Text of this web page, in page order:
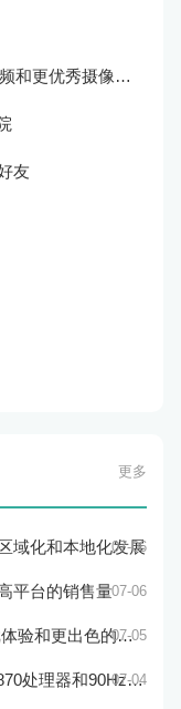
Sony Xperia 3将推出更高品质音频和更优秀摄像技术
友
更多
域化和本地化发展
07-06
平台的销售量07-06
和更出色的性能07-05
屏：性能和显示效果俱佳07-04